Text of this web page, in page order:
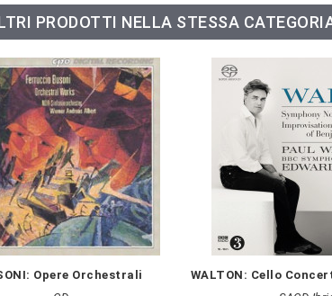
PRODOTTI NELLA STESSA
Opere Orchestrali
WALTON: Cello